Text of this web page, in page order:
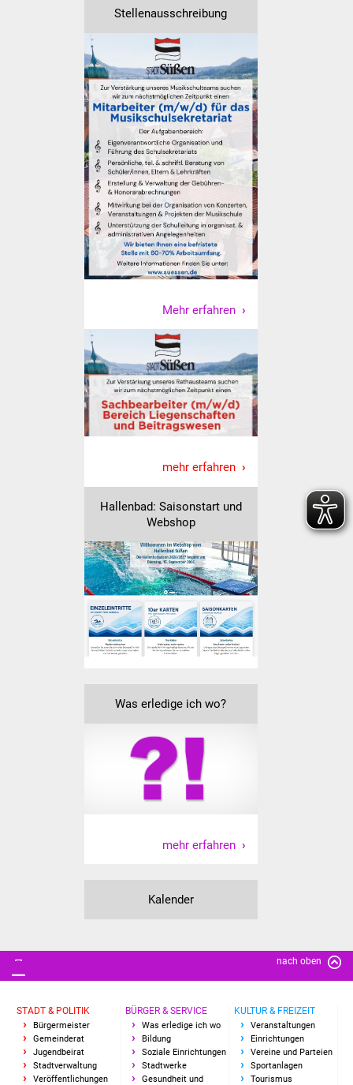
Veranstaltungen
Stadtfest
Ostermarkt
Einrichtungen
Hallenbad
Stadtbücherei
Stadtarchiv
Kulturhalle
Vereine und Parteien
Selbsteintrag Vereine
Beirat Süßener Vereine
Sportanlagen
Tourismus
Erlebnisregion
Schwäbischer Albtrauf
Route der
Industriekultur
Lebenslagen
Senioren
Stadtseniorenrat
Schülerferienprogramm
Migration und Integration
Stellenausschreibung
Mehr erfahren
mehr erfahren
Hallenbad: Saisonstart und
Webshop
Was erledige ich wo?
mehr erfahren
Kalender
nach oben
STADT & POLITIK
Bürgermeister
Gemeinderat
Jugendbeirat
Stadtverwaltung
Veröffentlichungen
BÜRGER & SERVICE
Was erledige ich wo
Bildung
Soziale Einrichtungen
Stadtwerke
Gesundheit und
KULTUR & FREIZEIT
Veranstaltungen
Einrichtungen
Vereine und Parteien
Sportanlagen
Tourismus